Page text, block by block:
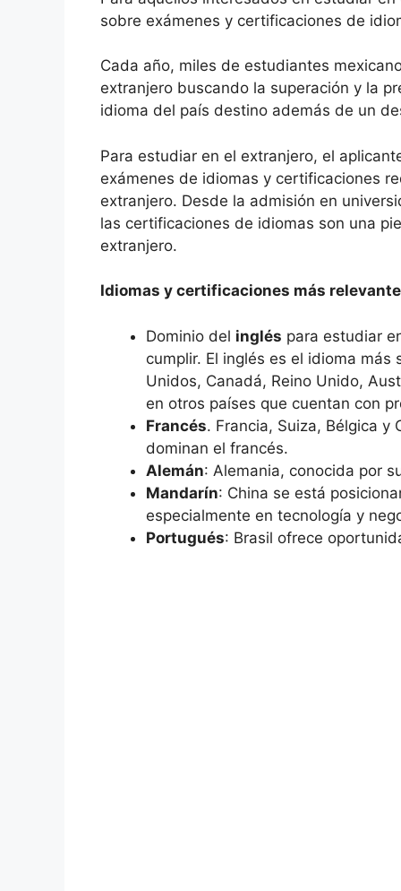
(Twitter)
sobre exámenes y certificaciones de
Cada año, miles de estudiantes
extranjero buscando la superación y la
idioma del país destino además de un
Para estudiar en el extranjero, el
exámenes de idiomas y certificaciones
extranjero. Desde la admisión en
las certificaciones de idiomas son una
extranjero.
Idiomas y certificaciones más
Dominio del inglés para estudiar
cumplir. El inglés es el idioma
Unidos, Canadá, Reino Unido,
en otros países que cuentan con
Francés. Francia, Suiza, Bélgica
dominan el francés.
Alemán: Alemania, conocida por
Mandarín: China se está
especialmente en tecnología y
Portugués: Brasil ofrece